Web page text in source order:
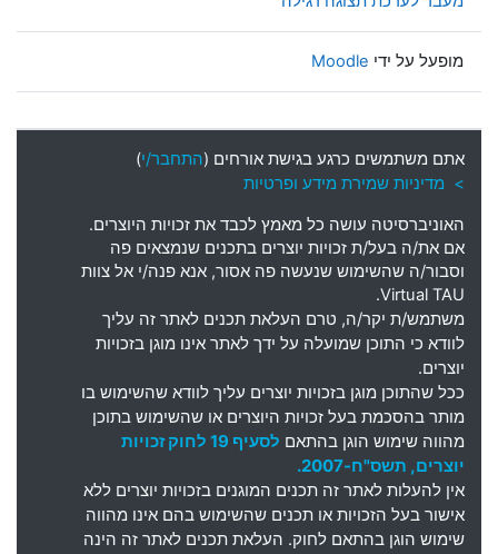
מופעל על ידי Moodle
אתם משתמשים כרגע בגישת אורחים (התחבר/י)
> מדיניות שמירת מידע ופרטיות
האוניברסיטה עושה כל מאמץ לכבד את זכויות היוצרים.
אם את/ה בעל/ת זכויות יוצרים בתכנים שנמצאים פה
וסבור/ה שהשימוש שנעשה פה אסור, אנא פנה/י אל צוות
Virtual TAU.
משתמש/ת יקר/ה, טרם העלאת תכנים לאתר זה עליך
לוודא כי התוכן שמועלה על ידך לאתר אינו מוגן בזכויות
יוצרים.
ככל שהתוכן מוגן בזכויות יוצרים עליך לוודא שהשימוש בו
מותר בהסכמת בעל זכויות היוצרים או שהשימוש בתוכן
מהווה שימוש הוגן בהתאם
לסעיף 19 לחוק זכויות
יוצרים, תשס"ח-2007.
אין להעלות לאתר זה תכנים המוגנים בזכויות יוצרים ללא
אישור בעל הזכויות או תכנים שהשימוש בהם אינו מהווה
שימוש הוגן בהתאם לחוק. העלאת תכנים לאתר זה הינה